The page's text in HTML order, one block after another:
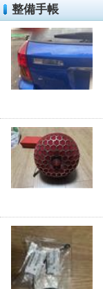
整備手帳